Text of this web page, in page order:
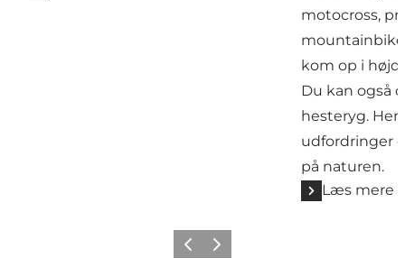
motocross,
kom op i
Du kan også
hesteryg. Her
udfordringer
på naturen.
Læs mere
ForrigeNæste